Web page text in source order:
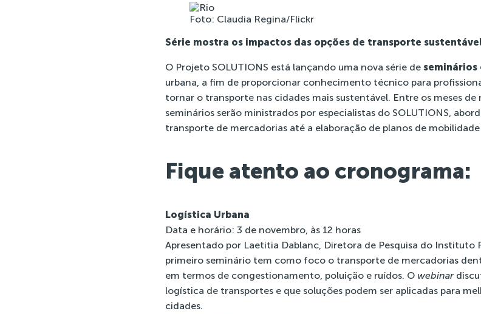
Foto: Claudia Regina/Flickr
Série mostra os impactos das opções de transporte
O Projeto SOLUTIONS está lançando uma nova série de
urbana, a fim de proporcionar conhecimento técnico para
tornar o transporte nas cidades mais sustentável. Entre os meses
seminários serão ministrados por especialistas do SOLUTIONS,
transporte de mercadorias até a elaboração de planos de
Fique atento ao cronograma:
Logística Urbana
Data e horário: 3 de novembro, às 12 horas
Apresentado por Laetitia Dablanc, Diretora de Pesquisa do Instituto
primeiro seminário tem como foco o transporte de mercadorias
em termos de congestionamento, poluição e ruídos. O webinar
logística de transportes e que soluções podem ser aplicadas para
cidades.